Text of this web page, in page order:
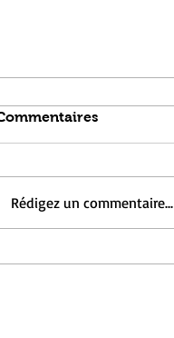
Rédigez un commentaire...